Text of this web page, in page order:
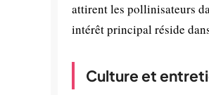
attirent les pollinisateurs
intérêt principal réside
Culture et